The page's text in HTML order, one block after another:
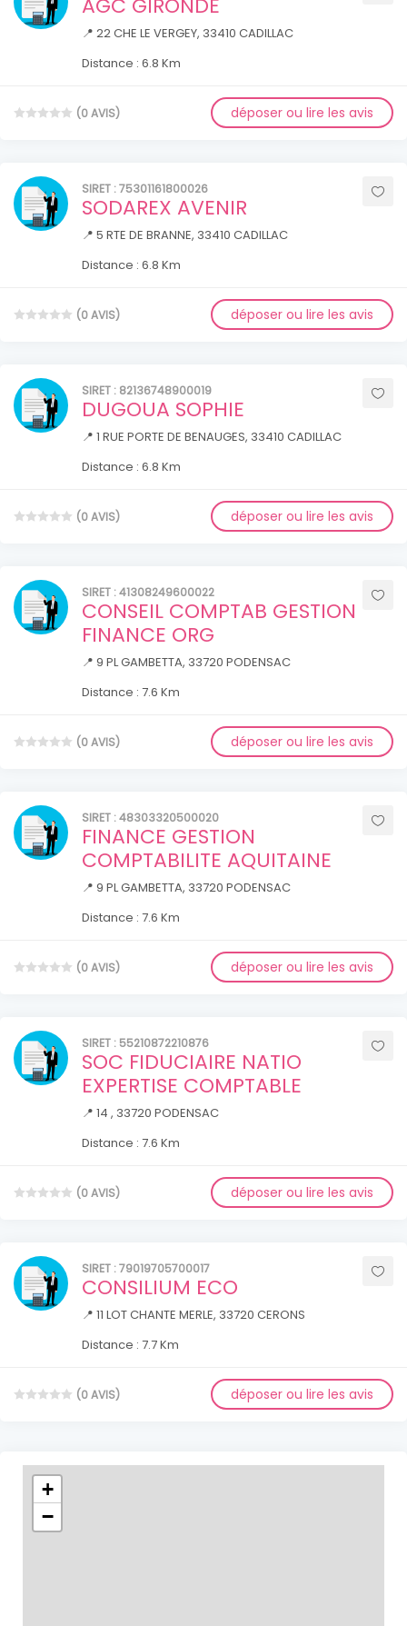
AGC GIRONDE
📍 22 CHE LE VERGEY, 33410 CADILLAC
Distance : 6.8 Km
(0 AVIS) déposer ou lire les avis
SIRET : 75301161800026
SODAREX AVENIR
📍 5 RTE DE BRANNE, 33410 CADILLAC
Distance : 6.8 Km
(0 AVIS) déposer ou lire les avis
SIRET : 82136748900019
DUGOUA SOPHIE
📍 1 RUE PORTE DE BENAUGES, 33410 CADILLAC
Distance : 6.8 Km
(0 AVIS) déposer ou lire les avis
SIRET : 41308249600022
CONSEIL COMPTAB GESTION
FINANCE ORG
📍 9 PL GAMBETTA, 33720 PODENSAC
Distance : 7.6 Km
(0 AVIS) déposer ou lire les avis
SIRET : 48303320500020
FINANCE GESTION
COMPTABILITE AQUITAINE
📍 9 PL GAMBETTA, 33720 PODENSAC
Distance : 7.6 Km
(0 AVIS) déposer ou lire les avis
SIRET : 55210872210876
SOC FIDUCIAIRE NATIO
EXPERTISE COMPTABLE
📍 14 , 33720 PODENSAC
Distance : 7.6 Km
(0 AVIS) déposer ou lire les avis
SIRET : 79019705700017
CONSILIUM ECO
📍 11 LOT CHANTE MERLE, 33720 CERONS
Distance : 7.7 Km
(0 AVIS) déposer ou lire les avis
+
−